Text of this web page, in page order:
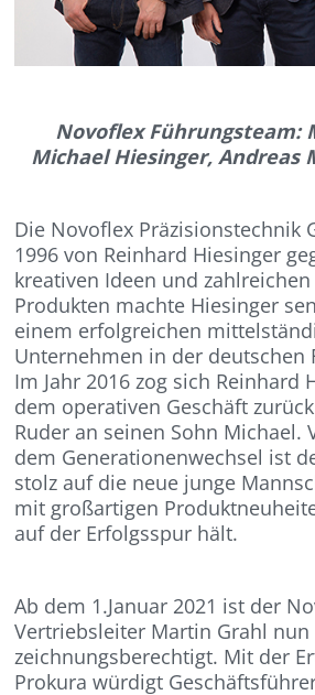
Novoflex Führungsteam:
Michael Hiesinger, Andreas
Die Novoflex Präzisionstechnik
1996 von Reinhard Hiesinger
kreativen Ideen und
Produkten machte Hiesinger
einem erfolgreichen
Unternehmen in der deutschen
Im Jahr 2016 zog sich Reinhard
dem operativen Geschäft
Ruder an seinen Sohn Michael.
dem Generationenwechsel ist
stolz auf die neue junge
mit großartigen
auf der Erfolgsspur hält.
Ab dem 1.Januar 2021 ist der
Vertriebsleiter Martin Grahl nun
zeichnungsberechtigt. Mit der
Prokura würdigt